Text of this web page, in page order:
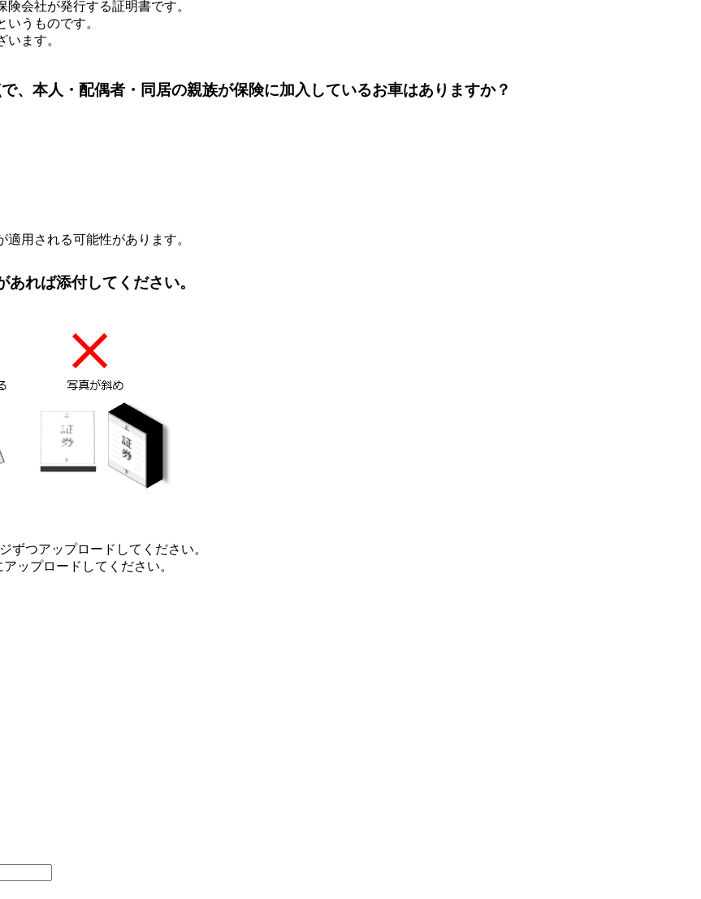
会社が発行する証明書です。
うものです。
ます。
、本人・配偶者・同居の親族が保険に加入しているお車はありますか？
用される可能性があります。
れば添付してください。
ずつアップロードしてください。
ップロードしてください。